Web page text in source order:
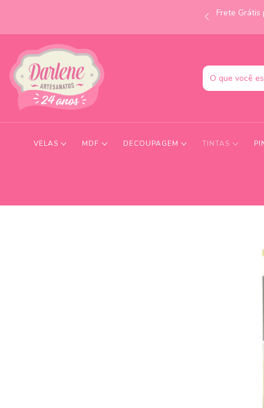
Frete Grátis
VELAS MDF DECOUPAGEM TINTAS